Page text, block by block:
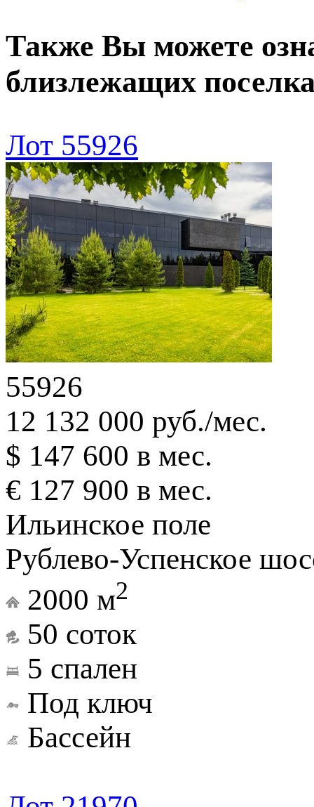
Также Вы можете
близлежащих
Лот 55926
55926
12 132 000 руб./мес.
$ 147 600 в мес.
€ 127 900 в мес.
Ильинское поле
Рублево-Успенское
2000 м2
50 соток
5 спален
Под ключ
Бассейн